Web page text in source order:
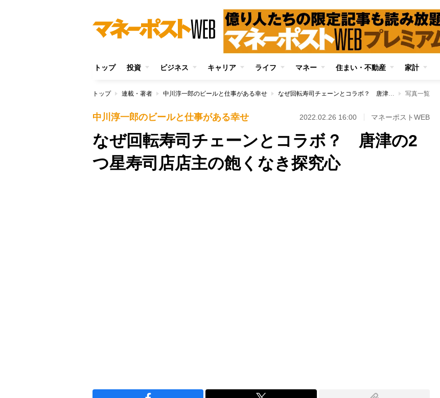
トップ 投資 ビジネス キャリア ライフ マネー 住まい・不動産 家計
トップ 連載・著者 中川淳一郎のビールと仕事がある幸せ なぜ回転寿司チェーンとコラボ？ 唐津の2つ星寿司店店主の飽くなき探究心 写真一覧
中川淳一郎のビールと仕事がある幸せ 2022.02.26 16:00 マネーポストWEB
なぜ回転寿司チェーンとコラボ？ 唐津の2
つ星寿司店店主の飽くなき探究心